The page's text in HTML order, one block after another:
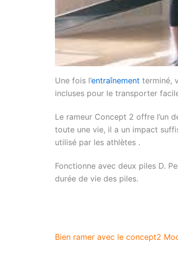
Une fois l’entraînement terminé,
incluses pour le transporter
Le rameur Concept 2 offre l’un
toute une vie, il a un impact
utilisé par les athlètes .
Fonctionne avec deux piles D.
durée de vie des piles.
Bien ramer avec le concept2